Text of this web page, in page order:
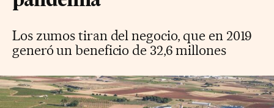
Los zumos tiran del negocio, que en 2019
generó un beneficio de 32,6 millones